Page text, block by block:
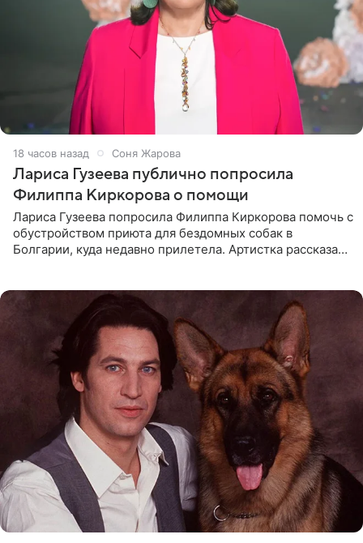
18 часов назад Соня Жарова
Лариса Гузеева публично попросила
Филиппа Киркорова о помощи
Лариса Гузеева попросила Филиппа Киркорова помочь с
обустройством приюта для бездомных собак в
Болгарии, куда недавно прилетела. Артистка рассказала